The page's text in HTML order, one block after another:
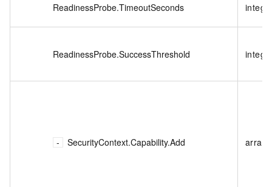
ReadinessProbe.TimeoutSeconds
ReadinessProbe.SuccessThreshold
SecurityContext.Capability.Add array